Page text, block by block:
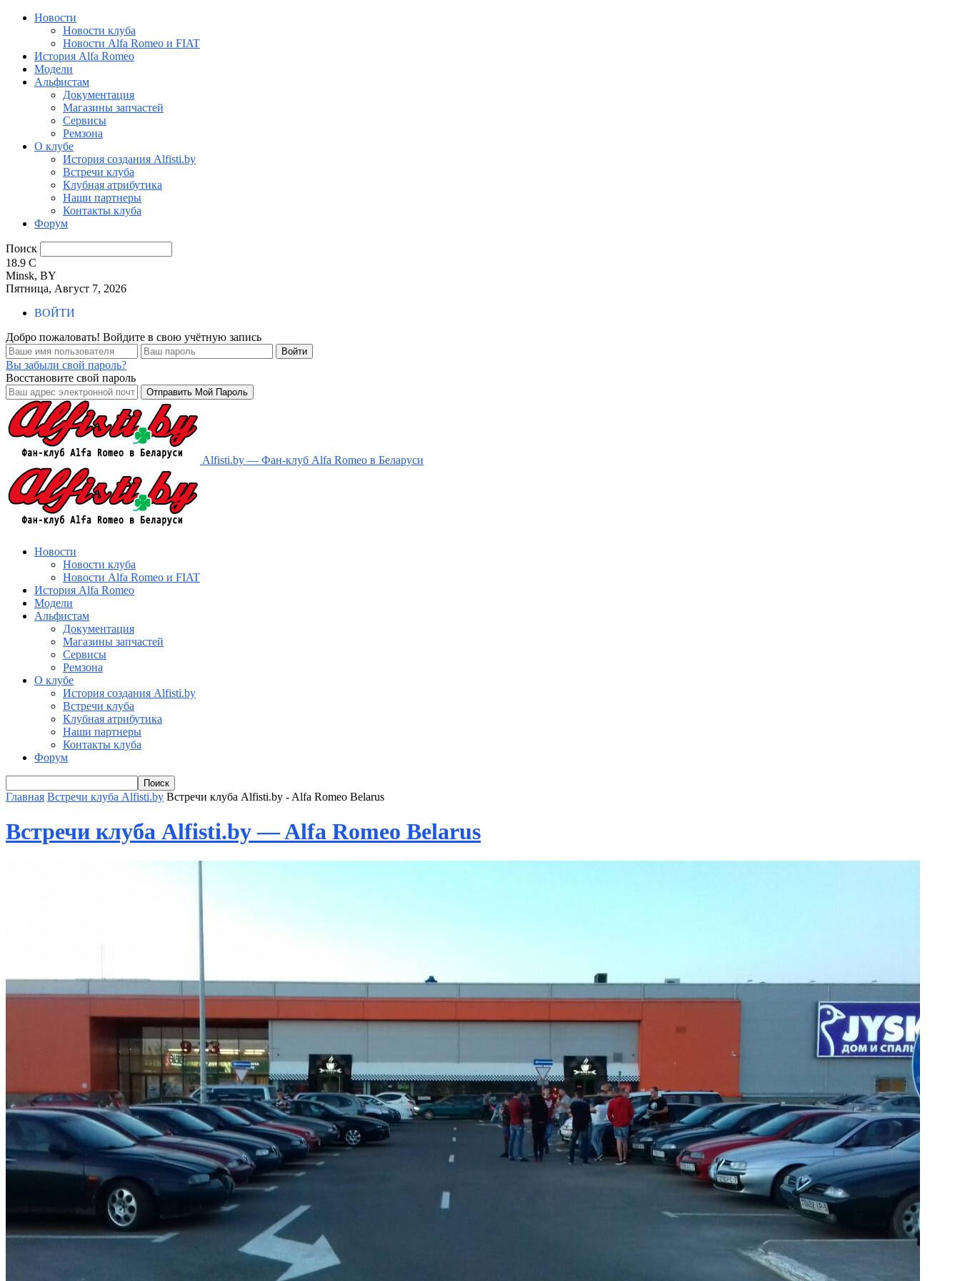
Новости
Новости клуба
Новости Alfa Romeo и FIAT
История Alfa Romeo
Модели
Альфистам
Документация
Магазины запчастей
Сервисы
Ремзона
О клубе
История создания Alfisti.by
Встречи клуба
Клубная атрибутика
Наши партнеры
Контакты клуба
Форум
Поиск
18.9 C
Minsk, BY
Пятница, Август 7, 2026
ВОЙТИ
Добро пожаловать! Войдите в свою учётную запись
Вы забыли свой пароль?
Восстановите свой пароль
Alfisti.by — Фан-клуб Alfa Romeo в Беларуси
Новости
Новости клуба
Новости Alfa Romeo и FIAT
История Alfa Romeo
Модели
Альфистам
Документация
Магазины запчастей
Сервисы
Ремзона
О клубе
История создания Alfisti.by
Встречи клуба
Клубная атрибутика
Наши партнеры
Контакты клуба
Форум
Главная Встречи клуба Alfisti.by Встречи клуба Alfisti.by - Alfa Romeo Belarus
Встречи клуба Alfisti.by — Alfa Romeo Belarus